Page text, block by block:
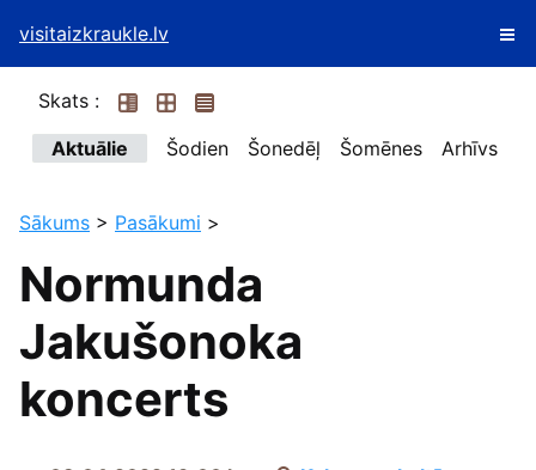
visitaizkraukle.lv
Skats :
Aktuālie
Šodien Šonedēļ Šomēnes Arhīvs
Sākums > Pasākumi >
Normunda
Jakušonoka
koncerts